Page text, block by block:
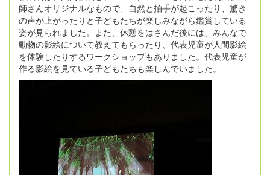
師さんオリジナルなもので、自然と拍手が起こったり、驚き
の声が上がったりと子どもたちが楽しみながら鑑賞している
姿が見られました。また、休憩をはさんだ後には、みんなで
動物の影絵について教えてもらったり、代表児童が人間影絵
を体験したりするワークショップもありました。代表児童が
作る影絵を見ている子どもたちも楽しんでいました。